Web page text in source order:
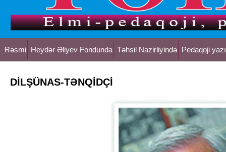
Rəsmi Heydər Əliyev Fondunda Təhsil Nazirliyində Pedaqoji
DİLŞÜNAS-TƏNQİDÇİ